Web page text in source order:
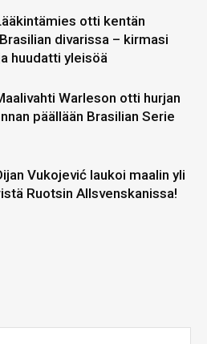
otti kentän
divarissa – kirmasi
huudatti yleisöä
Warleson otti hurjan
päällään Brasilian Serie
Vukojević laukoi maalin yli
Ruotsin Allsvenskanissa!